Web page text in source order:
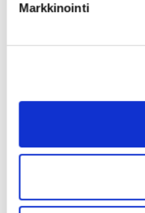
Markkinointi